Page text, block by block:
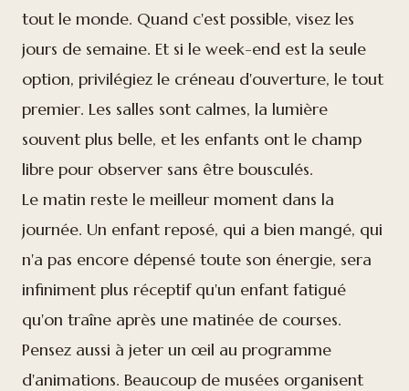
tout le monde. Quand c'est possible, visez les
jours de semaine. Et si le week-end est la seule
option, privilégiez le créneau d'ouverture, le tout
premier. Les salles sont calmes, la lumière
souvent plus belle, et les enfants ont le champ
libre pour observer sans être bousculés.
Le matin reste le meilleur moment dans la
journée. Un enfant reposé, qui a bien mangé, qui
n'a pas encore dépensé toute son énergie, sera
infiniment plus réceptif qu'un enfant fatigué
qu'on traîne après une matinée de courses.
Pensez aussi à jeter un œil au programme
d'animations. Beaucoup de musées organisent